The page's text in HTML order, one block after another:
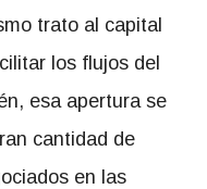
trato al capital
los flujos del
esa apertura se
cantidad de
en las